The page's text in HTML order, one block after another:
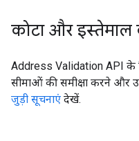
कोटा और इस्तेमाल
Address Validation API के
सीमाओं की समीक्षा करने और
जुड़ी सूचनाएं देखें.